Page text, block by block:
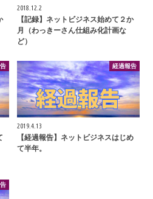
2018.12.2
【記録】ネットビジネス始めて２か
月（わっきーさん仕組み化計画な
ど）
経過報告
2019.4.13
【経過報告】ネットビジネスはじめ
て半年。